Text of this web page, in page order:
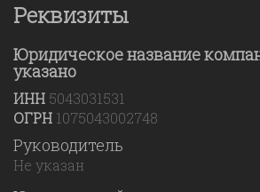
Реквизиты
Юридическое название
указано
ИНН 5043031531
ОГРН 1075043002748
Руководитель
Не указан